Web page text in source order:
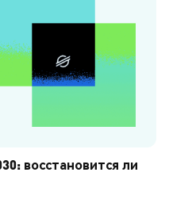
восстановится ли